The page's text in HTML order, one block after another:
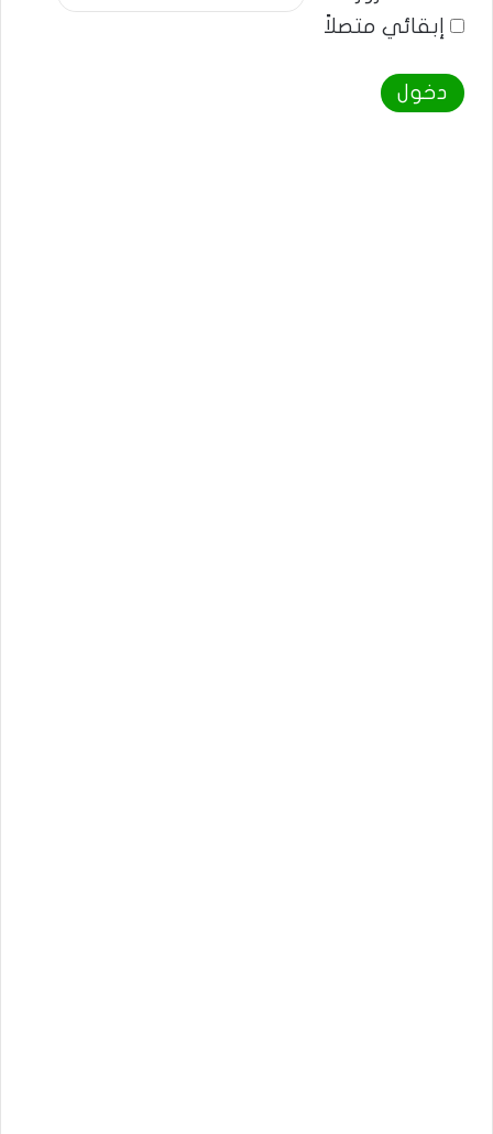
إبقائي متصلاً
دخول